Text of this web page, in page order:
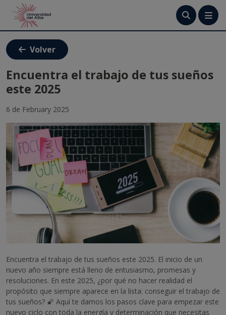
Tutoriales
Crea tu cuenta
Ingresa
Volver
Encuentra el trabajo de tus sueños
este 2025
6 de February 2025
Encuentra el trabajo de tus sueños este 2025. El inicio de un
nuevo año siempre está lleno de entusiasmo, promesas y
resoluciones. En este 2025, ¿por qué no hacer realidad el
propósito que siempre aparece en la lista: conseguir el trabajo de
tus sueños? 🌠 Aquí te damos los pasos clave para empezar este
nuevo ciclo con toda la energía y determinación que necesitas